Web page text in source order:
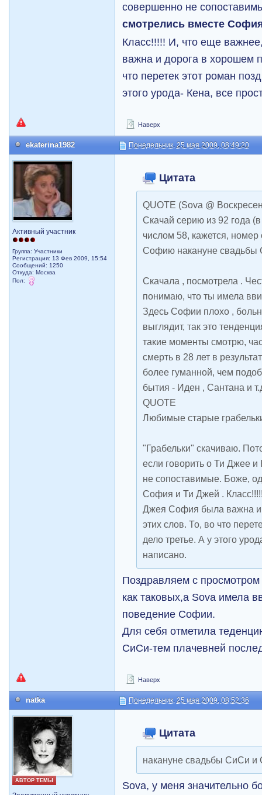
совершенно не
смотрелись вместе
Класс!!!!! И, что еще
важна и дорога в хорошем
что перетек этот роман
этого урода- Кена, все
Наверх
ekaterina1982 Понедельник, 25 мая 2009, 08:49:20
Активный участник
Группа: Участники
Регистрация: 13 Фев 2009, 15:54
Сообщений: 1250
Откуда: Москва
Пол:
Цитата
QUOTE (Sova @
Скачай серию из 92 года
числом 58, кажется, номер
Софию накануне свадьбы
Скачала , посмотрела .
понимаю, что ты имела
Здесь Софии плохо ,
выглядит, так это
такие моменты смотрю,
смерть в 28 лет в
более гуманной, чем
бытия - Иден , Сантана и
QUOTE
Любимые старые
"Грабельки" скачиваю.
если говорить о Ти Джее
не сопоставимые. Боже,
София и Ти Джей .
Джея София была важна и
этих слов. То, во что
дело третье. А у этого
написано.
Поздравляем с
как таковых,а Sova имела
поведение Софии.
Для себя отметила
СиСи-тем плачевней
Наверх
natka Понедельник, 25 мая 2009, 08:52:36
АВТОР ТЕМЫ
Цитата
накануне свадьбы СиСи и
Sova, у меня значительно